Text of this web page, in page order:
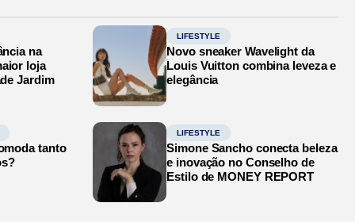
na
loja
Jardim
LIFESTYLE
Novo sneaker Wavelight da
Louis Vuitton combina leveza e
elegância
tanto
LIFESTYLE
Simone Sancho conecta beleza
e inovação no Conselho de
Estilo de MONEY REPORT